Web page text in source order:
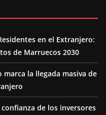
en el Extranjero:
de Marruecos 2030
la llegada masiva de
de los inversores